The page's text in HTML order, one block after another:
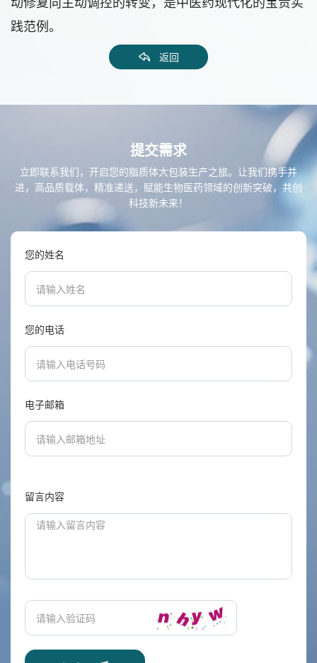
动修复向主动调控的转变，是中医药现代化的宝贵实
践范例。
返回
提交需求
立即联系我们，开启您的脂质体大包装生产之旅。让我们携手并
进，高品质载体，精准递送，赋能生物医药领域的创新突破，共创
科技新未来！
您的姓名
您的电话
电子邮箱
留言内容